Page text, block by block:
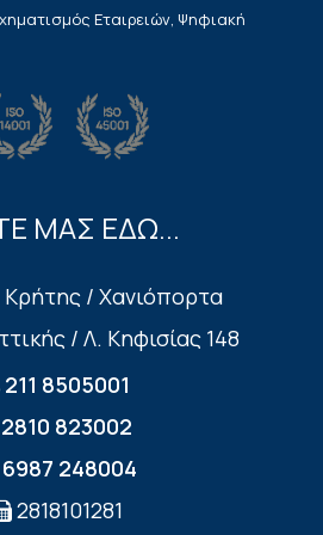
Εταιρειών, Ψηφιακή
ΜΑΣ ΕΔΩ...
/ Χανιόπορτα
/ Λ. Κηφισίας 148
211 8505001
2810 823002
6987 248004
2818101281